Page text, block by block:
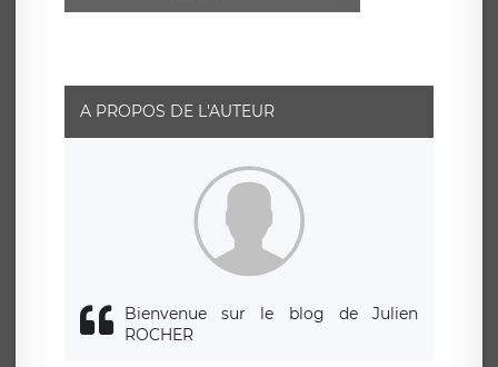
limitation du traitement relatif à vos données à caractère
données. Vous pouvez exercer ces droits auprès du délégué
de traitement est la société LÉGAVOX, sis 9 rue Léopold
Sédar Senghor, joignable à l’adresse mail :
responsabledetraitement@legavox.fr. Vous avez également
le droit d’introduire une réclamation auprès d’une autorité
A PROPOS DE L'AUTEUR
Bienvenue sur le blog de Julien
ROCHER